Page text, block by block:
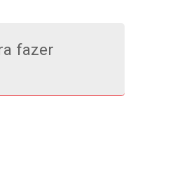
fazer